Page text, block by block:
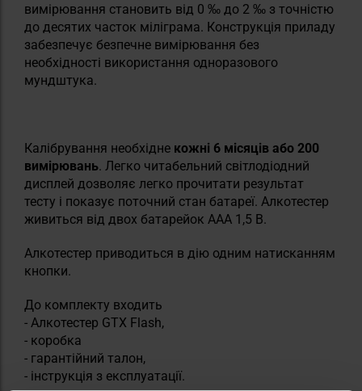
вимірювання становить від 0 ‰ до 2 ‰ з точністю
до десятих часток міліграма. Конструкція приладу
забезпечує безпечне вимірювання без
необхідності використання одноразового
мундштука.
Калібрування необхідне кожні 6 місяців або 200
вимірювань. Легко читабельний світлодіодний
дисплей дозволяє легко прочитати результат
тесту і показує поточний стан батареї. Алкотестер
живиться від двох батарейок AAA 1,5 В.
Алкотестер приводиться в дію одним натисканням
кнопки.
До комплекту входить
- Алкотестер GTX Flash,
- коробка
- гарантійний талон,
- інструкція з експлуатації.